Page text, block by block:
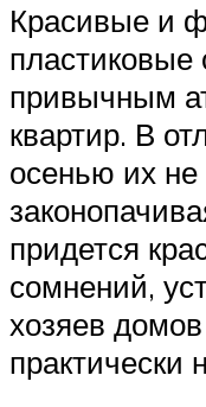
Красивые и
пластиковые
привычным
квартир. В
осенью их не
придется
сомнений,
хозяев
практически